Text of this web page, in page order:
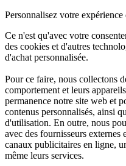
Personnalisez votre expérience
Ce n'est qu'avec votre
des cookies et d'autres
d'achat personnalisée.
Pour ce faire, nous collectons
comportement et leurs
permanence notre site web et
contenus personnalisés, ainsi
d'utilisation. En outre, nous
avec des fournisseurs
canaux publicitaires en ligne,
même leurs services.